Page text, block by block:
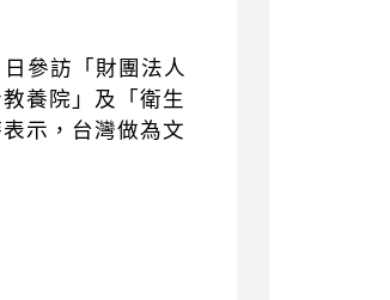
參訪「財團法人
養院」及「衛生
示，台灣做為文